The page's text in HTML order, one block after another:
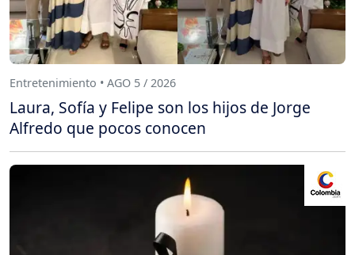
Entretenimiento • AGO 5 / 2026
Laura, Sofía y Felipe son los hijos de Jorge
Alfredo que pocos conocen